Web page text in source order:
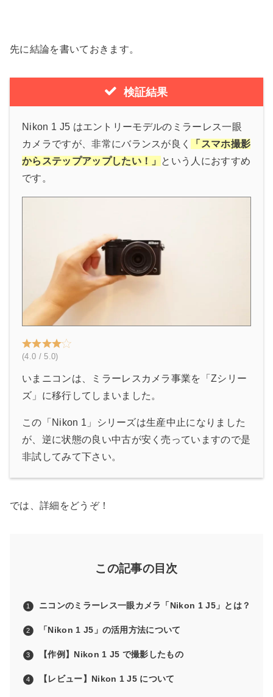
先に結論を書いておきます。
検証結果
Nikon 1 J5 はエントリーモデルのミラーレス一眼
カメラですが、非常にバランスが良く
「スマホ撮影
からステップアップしたい！」 という人におすすめ
です。
(4.0 / 5.0)
いまニコンは、ミラーレスカメラ事業を「Zシリー
ズ」に移行してしまいました。
この「Nikon 1」シリーズは生産中止になりました
が、逆に状態の良い中古が安く売っていますので是
非試してみて下さい。
では、詳細をどうぞ！
この記事の目次
ニコンのミラーレス一眼カメラ「Nikon 1 J5」とは？
「Nikon 1 J5」の活用方法について
【作例】Nikon 1 J5 で撮影したもの
【レビュー】Nikon 1 J5 について